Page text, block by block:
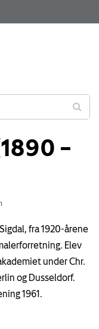
–
fra 1920-årene
Elev
under Chr.
og Dusseldorf.
1961.